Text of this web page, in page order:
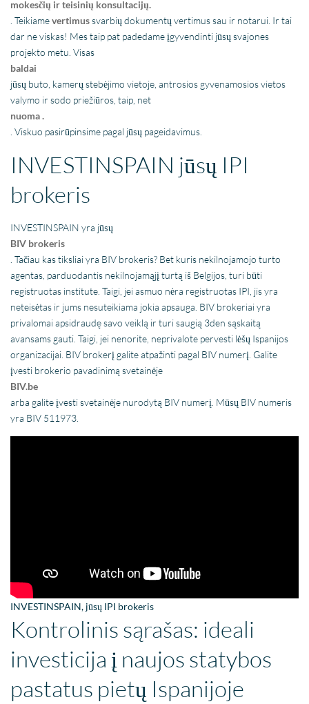
mokesčių ir teisinių konsultacijų.
. Teikiamevertimussvarbių dokumentų vertimus sau ir notarui. Ir tai
dar ne viskas! Mes taip pat padedame įgyvendinti jūsų svajones
projekto metu. Visas
baldai
jūsų buto, kamerų stebėjimo vietoje, antrosios gyvenamosios vietos
valymo ir sodo priežiūros, taip, net
nuoma .
. Viskuo pasirūpinsime pagal jūsų pageidavimus.
INVESTINSPAIN jūsų IPI
brokeris
INVESTINSPAIN yra jūsų
BIV brokeris
. Tačiau kas tiksliai yra BIV brokeris? Bet kuris nekilnojamojo turto
agentas, parduodantis nekilnojamąjį turtą iš Belgijos, turi būti
registruotas institute. Taigi, jei asmuo nėra registruotas IPI, jis yra
neteisėtas ir jums nesuteikiama jokia apsauga. BIV brokeriai yra
privalomai apsidraudę savo veiklą ir turi saugią 3den sąskaitą
avansams gauti. Taigi, jei nenorite, neprivalote pervesti lėšų Ispanijos
organizacijai. BIV brokerį galite atpažinti pagal BIV numerį. Galite
įvesti brokerio pavadinimą svetainėje
BIV.be
arba galite įvesti svetainėje nurodytą BIV numerį. Mūsų BIV numeris
yra BIV 511973.
INVESTINSPAIN, jūsų IPI brokeris
Kontrolinis sąrašas: ideali
investicija į naujos statybos
pastatus pietų Ispanijoje